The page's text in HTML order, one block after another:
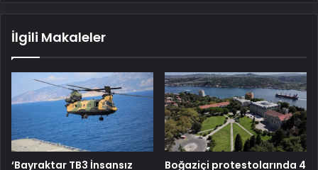
İlgili Makaleler
‘Bayraktar TB3 İnsansız
Boğaziçi protestolarında 4